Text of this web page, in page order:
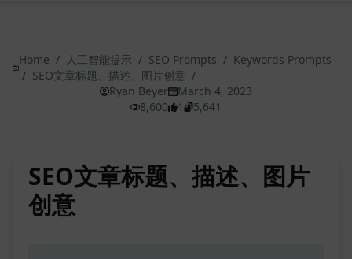
Home / 人工智能提示 / SEO Prompts / Keywords Prompts
/ SEO文章标题、描述、图片创意 /
Ryan Beyer
March 4, 2023
8,600
1 5,641
SEO文章标题、描述、图片
创意